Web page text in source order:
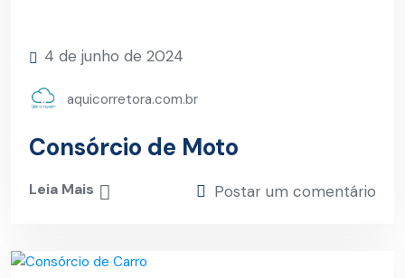
4 de junho de 2024
aquicorretora.com.br
Consórcio de Moto
Leia Mais Postar um comentário